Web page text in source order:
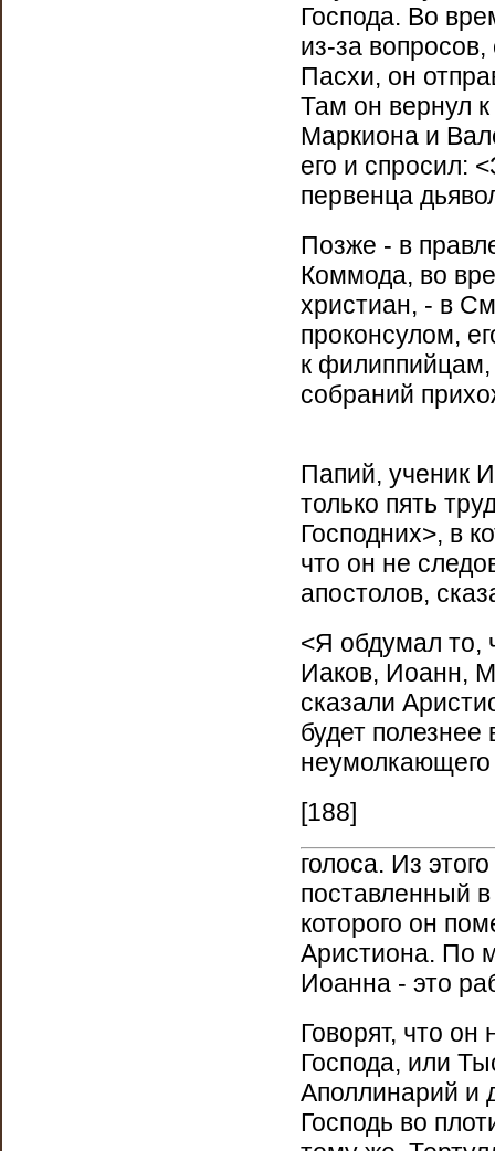
Господа. Во
из-за
Пасхи, он
Там он вернул
Маркиона и
его и спросил:
первенца
Позже - в
Коммода, во
христиан, - в
проконсулом,
к филиппийцам,
собраний
Папий, ученик
только пять
Господних>, в
что он не
апостолов,
<Я обдумал то,
Иаков, Иоанн,
сказали
будет полезнее
неумолкающего
[188]
голоса. Из
поставленный
которого он
Аристиона. По
Иоанна - это
Говорят, что
Господа, или
Аполлинарий и
Господь во